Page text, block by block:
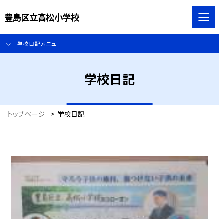
豊島区立高松小学校
学校日記メニュー
学校日記
トップページ > 学校日記